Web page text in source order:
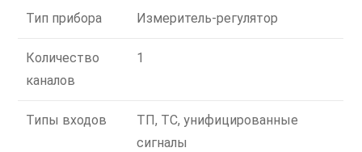
Тип прибора Измеритель-регулятор
Количество
каналов
1
Типы входов
ТП, ТС, унифицированные
сигналы